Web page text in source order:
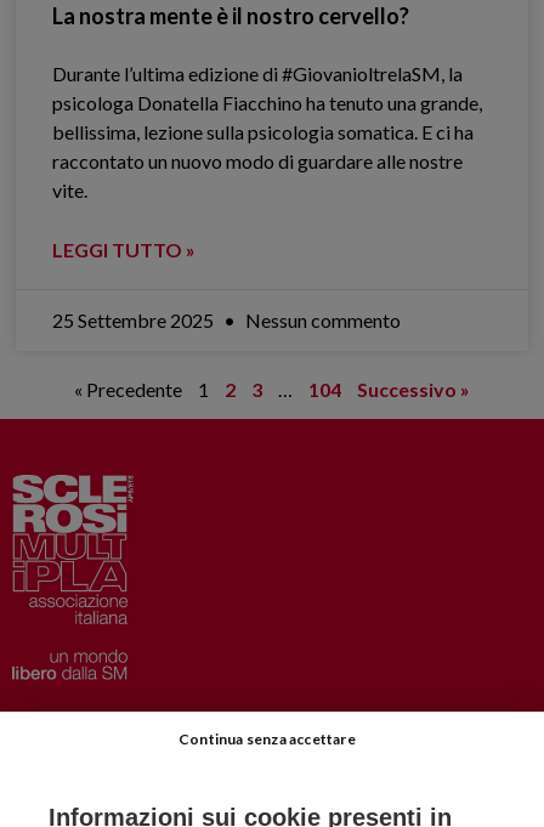
La nostra mente è il nostro cervello?
Durante l’ultima edizione di #GiovanioltrelaSM, la
psicologa Donatella Fiacchino ha tenuto una grande,
bellissima, lezione sulla psicologia somatica. E ci ha
raccontato un nuovo modo di guardare alle nostre
vite.
LEGGI TUTTO »
25 Settembre 2025 Nessun commento
« Precedente 1 2 3 104 Successivo »
Privacy–Disclaimer
Informazioni sui cookie presenti in
Continua senza accettare